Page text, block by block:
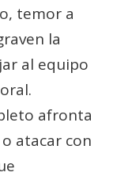
temor a
la
al equipo
afronta
atacar con